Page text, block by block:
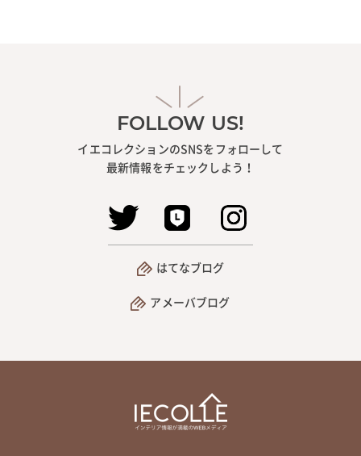
FOLLOW US!
イエコレクションのSNSをフォローして
最新情報をチェックしよう！
はてなブログ
アメーバブログ